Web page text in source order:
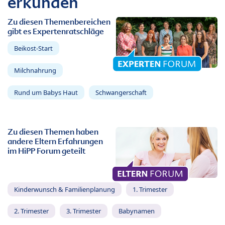
Zu diesen Themenbereichen
gibt es Expertenratschläge
Beikost-Start
Milchnahrung
Rund um Babys Haut Schwangerschaft
Zu diesen Themen haben
andere Eltern Erfahrungen
im HiPP Forum geteilt
Kinderwunsch & Familienplanung 1. Trimester
2. Trimester 3. Trimester Babynamen